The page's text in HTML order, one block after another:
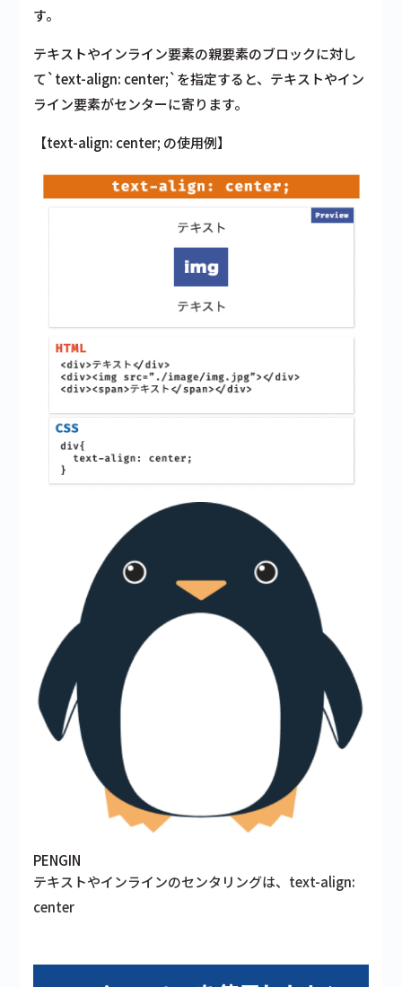
す。
テキストやインライン要素の親要素のブロックに対し
て`text-align: center;`を指定すると、テキストやイン
ライン要素がセンターに寄ります。
【text-align: center; の使用例】
PENGIN
テキストやインラインのセンタリングは、text-align:
center